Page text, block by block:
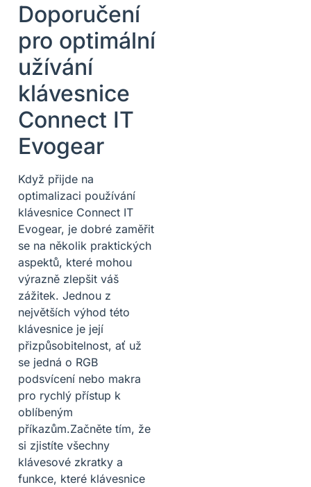
Doporučení
pro optimální
užívání
klávesnice
Connect IT
Evogear
Když přijde na
optimalizaci používání
klávesnice Connect IT
Evogear, je dobré zaměřit
se na několik praktických
aspektů, které mohou
výrazně zlepšit váš
zážitek. Jednou z
největších výhod této
klávesnice je její
přizpůsobitelnost, ať už
se jedná o RGB
podsvícení nebo makra
pro rychlý přístup k
oblíbeným
příkazům.Začněte tím, že
si zjistíte všechny
klávesové zkratky a
funkce, které klávesnice